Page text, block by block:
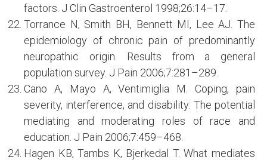
factors. J Clin Gastroenterol 1998;26:14–17.
Torrance N, Smith BH, Bennett MI, Lee AJ. The
epidemiology of chronic pain of predominantly
neuropathic origin. Results from a general
population survey. J Pain 2006;7:281–289.
Cano A, Mayo A, Ventimiglia M. Coping, pain
severity, interference, and disability: The potential
mediating and moderating roles of race and
education. J Pain 2006;7:459–468.
Hagen KB, Tambs K, Bjerkedal T. What mediates